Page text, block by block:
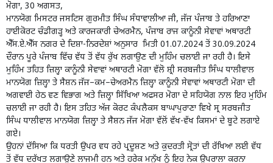
ਮੋਗਾ, 30 ਅਗਸਤ,
ਮਾਨਯੋਗ ਮਿਸਟਰ ਜਸਟਿਸ ਗੁਰਮੀਤ ਸਿੰਘ ਸੰਧਾਵਾਲੀਆ ਜੀ, ਜੱਜ ਪੰਜਾਬ ਤੇ ਹਰਿਆਣਾ
ਹਾਈਕੋਰਟ ਚੰਡੀਗੜ੍ਹ ਅਤੇ ਕਾਰਜਕਾਰੀ ਚੇਅਰਮੈਨ, ਪੰਜਾਬ ਰਾਜ ਕਾਨੂੰਨੀ ਸੇਵਾਵਾਂ ਅਥਾਰਟੀ
ਐੱਸ.ਏ.ਐੱਸ ਨਗਰ ਦੇ ਦਿਸ਼ਾ-ਨਿਰਦੇਸ਼ਾਂ ਅਨੁਸਾਰ ਮਿਤੀ 01.07.2024 ਤੋਂ 30.09.2024
ਦੌਰਾਨ ਪੂਰੇ ਪੰਜਾਬ ਵਿੱਚ ਵੱਧ ਤੋਂ ਵੱਧ ਰੁੱਖ ਲਗਾਉਣ ਦੀ ਮੁਹਿੰਮ ਚਲਾਈ ਜਾ ਰਹੀ ਹੈ। ਇਸੇ
ਮੁਹਿੰਮ ਤਹਿਤ ਜ਼ਿਲ੍ਹਾ ਕਾਨੂੰਨੀ ਸੇਵਾਵਾਂ ਅਥਾਰਟੀ ਮੋਗਾ ਵੱਲੋ ਸ਼੍ਰੀ ਸਰਬਜੀਤ ਸਿੰਘ ਧਾਲੀਵਾਲ
ਮਾਨਯੋਗ ਜ਼ਿਲ੍ਹਾ ਤੇ ਸੈਸ਼ਨ ਜੱਜ–ਕਮ–ਚੇਅਰਮੈਨ ਜ਼ਿਲ੍ਹਾ ਕਾਨੂੰਨੀ ਸੇਵਾਵਾਂ ਅਥਾਰਟੀ ਮੋਗਾ ਦੀ
ਅਗਵਾਈ ਹੇਠ ਵਣ ਵਿਭਾਗ ਅਤੇ ਜ਼ਿਲ੍ਹਾ ਸਿੱਖਿਆ ਅਫਸਰ ਮੋਗਾ ਦੇ ਸਹਿਯੋਗ ਨਾਲ ਇਹ ਮੁਹਿੰਮ
ਚਲਾਈ ਜਾ ਰਹੀ ਹੈ। ਇਸ ਤਹਿਤ ਅੱਜ ਕੋਰਟ ਕੰਪਲੈਕਸ ਬਾਘਾਪੁਰਾਣਾ ਵਿਖੇ ਸ੍ਰ ਸਰਬਜੀਤ
ਸਿੰਘ ਧਾਲੀਵਾਲ ਮਾਨਯੋਗ ਜ਼ਿਲ੍ਹਾ ਤੇ ਸੈਸ਼ਨ ਜੱਜ ਮੋਗਾ ਵੱਲੋਂ ਵੱਖ-ਵੱਖ ਕਿਸਮਾਂ ਦੇ ਬੂਟੇ ਲਗਾਏ
ਗਏ।
ਉਹਨਾਂ ਦੱਸਿਆ ਕਿ ਧਰਤੀ ਉਪਰ ਵਧ ਰਹੇ ਪ੍ਰਦੂਸ਼ਣ ਅਤੇ ਕੁਦਰਤੀ ਸ੍ਰੋਤਾਂ ਦੀ ਰੱਖਿਆ ਲਈ ਵੱਧ
ਤੋਂ ਵੱਧ ਦਰੱਖਤ ਲਗਾਉਣੇ ਲਾਜਮੀ ਹਨ ਅਤੇ ਹਰੇਕ ਮਨੁੱਖ ਨੂੰ ਇਹ ਨੇਕ ਉਪਰਾਲਾ ਕਰਨਾ